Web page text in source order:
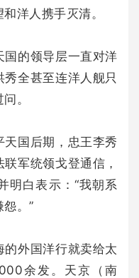
洋人携手灭清。
国的领导层一直对洋
全甚至连洋人舰只
。
国后期，忠王李秀
军统领戈登通信，
明白表示：“我朝系
。”
外国洋行就卖给太
余发。天京（南